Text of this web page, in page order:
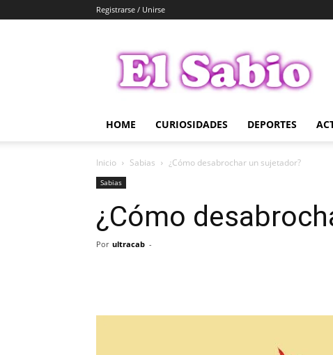
Registrarse / Unirse
Sabio
HOME CURIOSIDADES DEPORTES
Inicio Sabias ¿Cómo desabrochar un sujetador?
Sabias
¿Cómo
Por ultracab -